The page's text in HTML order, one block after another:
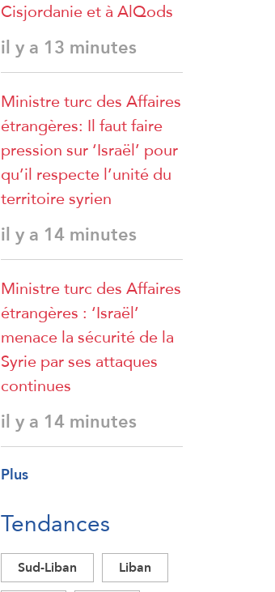
Cisjordanie et à AlQods
il y a 13 minutes
Ministre turc des Affaires
étrangères: Il faut faire
pression sur ‘Israël’ pour
qu’il respecte l’unité du
territoire syrien
il y a 14 minutes
Ministre turc des Affaires
étrangères : ‘Israël’
menace la sécurité de la
Syrie par ses attaques
continues
il y a 14 minutes
Plus
Tendances
Sud-Liban
Liban